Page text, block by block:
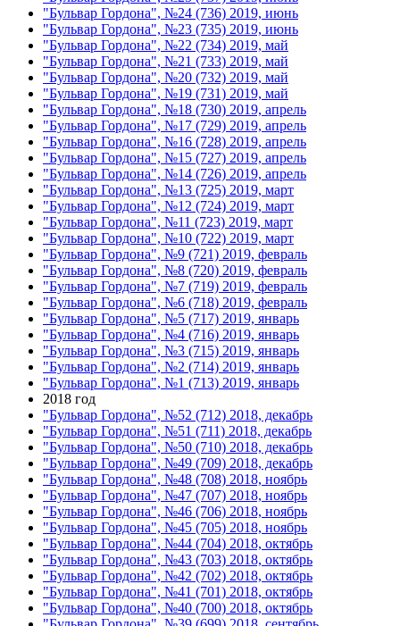
"Бульвар Гордона", №24 (736) 2019, июнь
"Бульвар Гордона", №23 (735) 2019, июнь
"Бульвар Гордона", №22 (734) 2019, май
"Бульвар Гордона", №21 (733) 2019, май
"Бульвар Гордона", №20 (732) 2019, май
"Бульвар Гордона", №19 (731) 2019, май
"Бульвар Гордона", №18 (730) 2019, апрель
"Бульвар Гордона", №17 (729) 2019, апрель
"Бульвар Гордона", №16 (728) 2019, апрель
"Бульвар Гордона", №15 (727) 2019, апрель
"Бульвар Гордона", №14 (726) 2019, апрель
"Бульвар Гордона", №13 (725) 2019, март
"Бульвар Гордона", №12 (724) 2019, март
"Бульвар Гордона", №11 (723) 2019, март
"Бульвар Гордона", №10 (722) 2019, март
"Бульвар Гордона", №9 (721) 2019, февраль
"Бульвар Гордона", №8 (720) 2019, февраль
"Бульвар Гордона", №7 (719) 2019, февраль
"Бульвар Гордона", №6 (718) 2019, февраль
"Бульвар Гордона", №5 (717) 2019, январь
"Бульвар Гордона", №4 (716) 2019, январь
"Бульвар Гордона", №3 (715) 2019, январь
"Бульвар Гордона", №2 (714) 2019, январь
"Бульвар Гордона", №1 (713) 2019, январь
2018 год
"Бульвар Гордона", №52 (712) 2018, декабрь
"Бульвар Гордона", №51 (711) 2018, декабрь
"Бульвар Гордона", №50 (710) 2018, декабрь
"Бульвар Гордона", №49 (709) 2018, декабрь
"Бульвар Гордона", №48 (708) 2018, ноябрь
"Бульвар Гордона", №47 (707) 2018, ноябрь
"Бульвар Гордона", №46 (706) 2018, ноябрь
"Бульвар Гордона", №45 (705) 2018, ноябрь
"Бульвар Гордона", №44 (704) 2018, октябрь
"Бульвар Гордона", №43 (703) 2018, октябрь
"Бульвар Гордона", №42 (702) 2018, октябрь
"Бульвар Гордона", №41 (701) 2018, октябрь
"Бульвар Гордона", №40 (700) 2018, октябрь